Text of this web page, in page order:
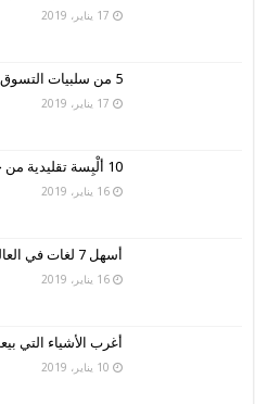
17 يناير، 2019
5 من سلبيات التسوق عبر الإنترنت ؟
17 يناير، 2019
10 ألْبِسة تقليدية من حول العالم
16 يناير، 2019
أسهل 7 لغات في العالم
16 يناير، 2019
أغرب الأشياء التي
10 يناير، 2019